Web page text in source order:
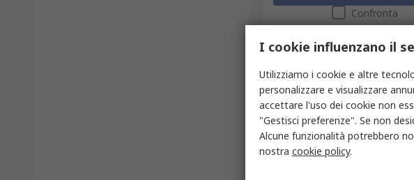
Confronta
I cookie influenzano il
Utilizziamo i cookie e altre
personalizzare e visualizzare
accettare l'uso dei cookie non
"Gestisci preferenze". Se non
Alcune funzionalità potrebbero
nostra cookie policy.